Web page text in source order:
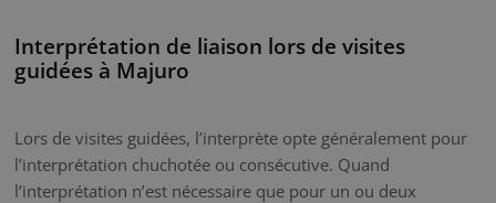
Interprétation de liaison lors de visites
guidées à Majuro
Lors de visites guidées, l’interprète opte généralement pour
l’interprétation chuchotée ou consécutive. Quand
l’interprétation n’est nécessaire que pour un ou deux